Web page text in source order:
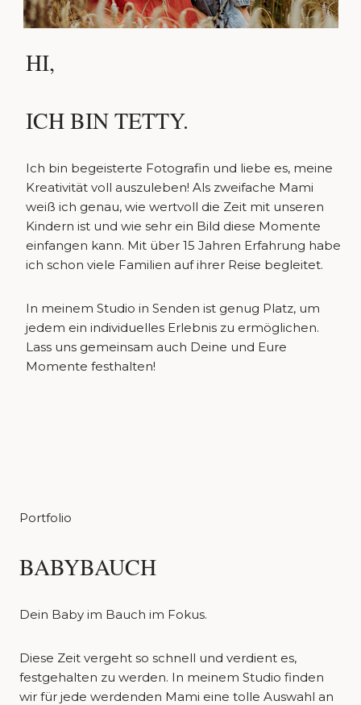
HI,
ICH BIN TETTY.
Ich bin begeisterte Fotografin und liebe es, meine
Kreativität voll auszuleben! Als zweifache Mami
weiß ich genau, wie wertvoll die Zeit mit unseren
Kindern ist und wie sehr ein Bild diese Momente
einfangen kann. Mit über 15 Jahren Erfahrung habe
ich schon viele Familien auf ihrer Reise begleitet.
In meinem Studio in Senden ist genug Platz, um
jedem ein individuelles Erlebnis zu ermöglichen.
Lass uns gemeinsam auch Deine und Eure
Momente festhalten!
Portfolio
BABYBAUCH
Dein Baby im Bauch im Fokus.
Diese Zeit vergeht so schnell und verdient es,
festgehalten zu werden. In meinem Studio finden
wir für jede werdenden Mami eine tolle Auswahl an